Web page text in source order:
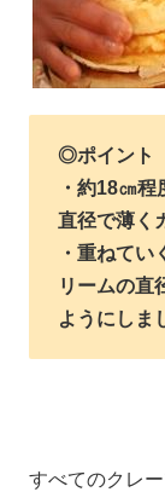
◎ポイント
・約18㎝
直径で薄く
・重ねて
リームの直
ようにしま
すべてのクレ